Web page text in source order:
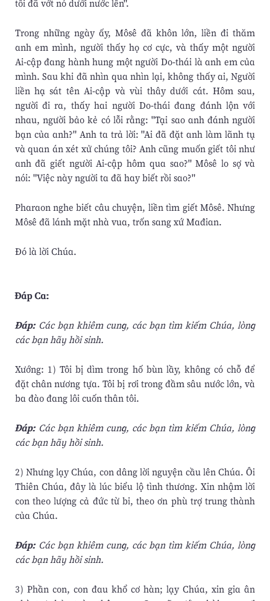
tôi đã vớt nó dưới nước lên".
Trong những ngày ấy, Môsê đã khôn lớn, liền đi thăm
anh em mình, người thấy họ cơ cực, và thấy một người
Ai-cập đang hành hung một người Do-thái là anh em của
mình. Sau khi đã nhìn qua nhìn lại, không thấy ai, Người
liền hạ sát tên Ai-cập và vùi thây dưới cát. Hôm sau,
người đi ra, thấy hai người Do-thái đang đánh lộn với
nhau, người bảo kẻ có lỗi rằng: "Tại sao anh đánh người
bạn của anh?" Anh ta trả lời: "Ai đã đặt anh làm lãnh tụ
và quan án xét xử chúng tôi? Anh cũng muốn giết tôi như
anh đã giết người Ai-cập hôm qua sao?" Môsê lo sợ và
nói: "Việc này người ta đã hay biết rồi sao?"
Pharaon nghe biết câu chuyện, liền tìm giết Môsê. Nhưng
Môsê đã lánh mặt nhà vua, trốn sang xứ Mađian.
Ðó là lời Chúa.
Ðáp Ca:
Ðáp:Các bạn khiêm cung, các bạn tìm kiếm Chúa, lòng
các bạn hãy hồi sinh.
Xướng: 1) Tôi bị dìm trong hố bùn lầy, không có chỗ để
đặt chân nương tựa. Tôi bị rơi trong đầm sâu nước lớn, và
ba đào đang lôi cuốn thân tôi.
Ðáp:Các bạn khiêm cung, các bạn tìm kiếm Chúa, lòng
các bạn hãy hồi sinh.
2) Nhưng lạy Chúa, con dâng lời nguyện cầu lên Chúa. Ôi
Thiên Chúa, đây là lúc biểu lộ tình thương. Xin nhậm lời
con theo lượng cả đức từ bi, theo ơn phù trợ trung thành
của Chúa.
Ðáp:Các bạn khiêm cung, các bạn tìm kiếm Chúa, lòng
các bạn hãy hồi sinh.
3) Phần con, con đau khổ cơ hàn; lạy Chúa, xin gia ân